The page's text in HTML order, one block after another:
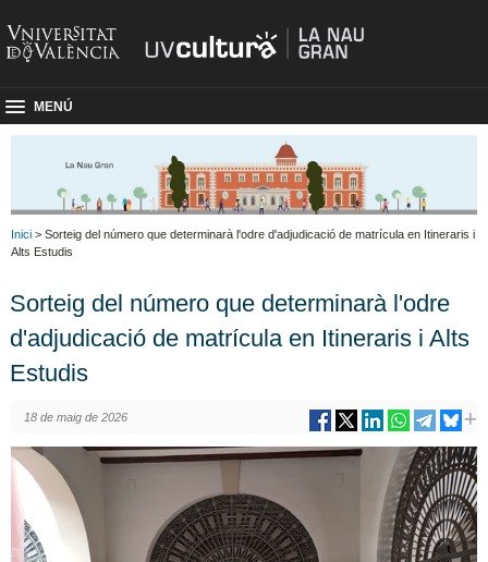
MENÚ
Inici > Sorteig del número que determinarà l'odre d'adjudicació de matrícula en Itineraris i
Alts Estudis
Sorteig del número que determinarà l'odre
d'adjudicació de matrícula en Itineraris i Alts
Estudis
18 de maig de 2026